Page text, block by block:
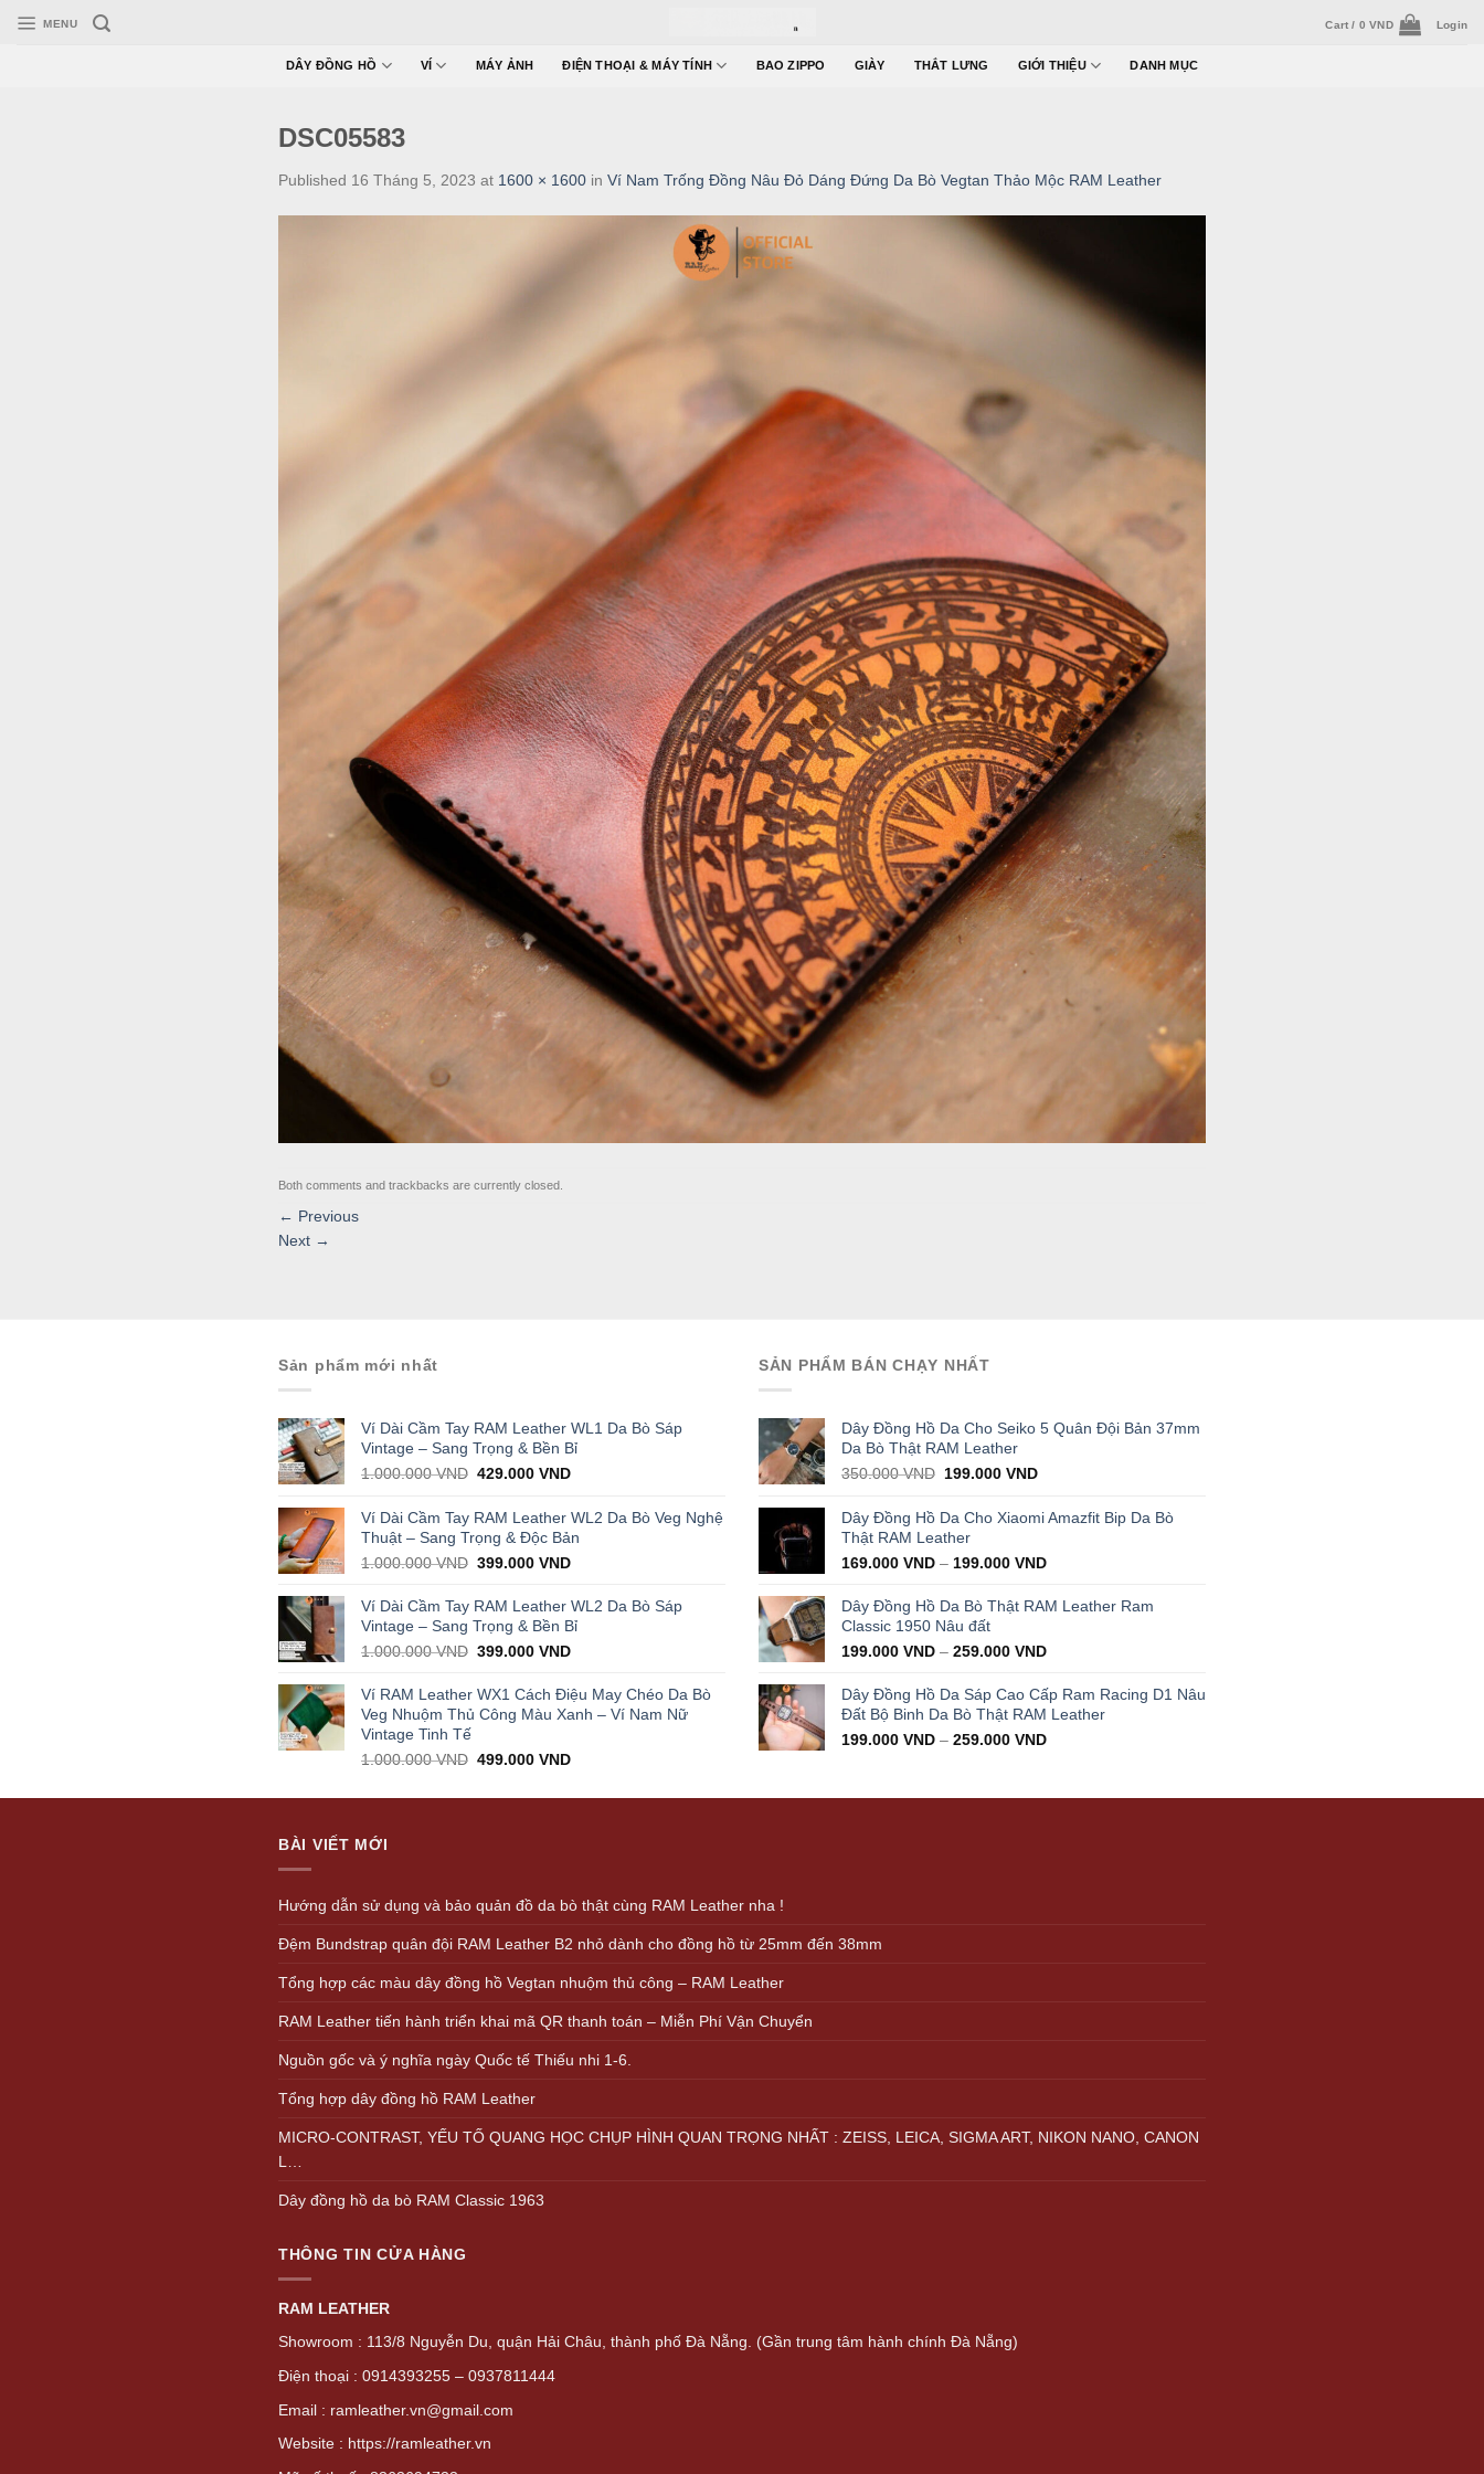
MENU Cart / 0VND Login
DÂY ĐỒNG HỒ VÍ MÁY ẢNH ĐIỆN THOẠI & MÁY TÍNH BAO ZIPPO GIÀY THẮT LƯNG GIỚI THIỆU DANH MỤC
DSC05583
Published 16 Tháng 5, 2023 at 1600 × 1600 in Ví Nam Trống Đồng Nâu Đỏ Dáng Đứng Da Bò Vegtan Thảo Mộc RAM Leather
Both comments and trackbacks are currently closed.
← Previous
Next →
Sản phẩm mới nhất
Ví Dài Cầm Tay RAM Leather WL1 Da Bò Sáp
Vintage – Sang Trọng & Bền Bỉ
1.000.000VND Original
was:
1.000.000 VND.
429.000VNDCurrent
is:
429.000 VND.
Ví Dài Cầm Tay RAM Leather WL2 Da Bò Veg Nghệ
Thuật – Sang Trọng & Độc Bản
1.000.000VND Original
was:
1.000.000 VND.
399.000VNDCurrent
is:
399.000 VND.
Ví Dài Cầm Tay RAM Leather WL2 Da Bò Sáp
Vintage – Sang Trọng & Bền Bỉ
1.000.000VND Original
was:
1.000.000 VND.
399.000VNDCurrent
is:
399.000 VND.
Ví RAM Leather WX1 Cách Điệu May Chéo Da Bò
Veg Nhuộm Thủ Công Màu Xanh – Ví Nam Nữ
Vintage Tinh Tế
1.000.000VND Original
was:
499.000VNDCurrent
is:
SẢN PHẨM BÁN CHẠY NHẤT
Dây Đồng Hồ Da Cho Seiko 5 Quân Đội Bản 37mm
Da Bò Thật RAM Leather
350.000VND Original
was:
350.000 VND.
199.000VNDCurrent
is:
199.000 VND.
Dây Đồng Hồ Da Cho Xiaomi Amazfit Bip Da Bò
Thật RAM Leather
169.000 VND – 199.000 VND
Dây Đồng Hồ Da Bò Thật RAM Leather Ram
Classic 1950 Nâu đất
199.000 VND – 259.000 VND
Dây Đồng Hồ Da Sáp Cao Cấp Ram Racing D1 Nâu
Đất Bộ Binh Da Bò Thật RAM Leather
199.000 VND – 259.000 VND
BÀI VIẾT MỚI
Hướng dẫn sử dụng và bảo quản đồ da bò thật cùng RAM Leather nha !
Đệm Bundstrap quân đội RAM Leather B2 nhỏ dành cho đồng hồ từ 25mm đến 38mm
Tổng hợp các màu dây đồng hồ Vegtan nhuộm thủ công – RAM Leather
RAM Leather tiến hành triển khai mã QR thanh toán – Miễn Phí Vận Chuyển
Nguồn gốc và ý nghĩa ngày Quốc tế Thiếu nhi 1-6.
Tổng hợp dây đồng hồ RAM Leather
MICRO-CONTRAST, YẾU TỐ QUANG HỌC CHỤP HÌNH QUAN TRỌNG NHẤT : ZEISS, LEICA, SIGMA ART, NIKON NANO, CANON
L…
Dây đồng hồ da bò RAM Classic 1963
THÔNG TIN CỬA HÀNG
RAM LEATHER
Showroom : 113/8 Nguyễn Du, quận Hải Châu, thành phố Đà Nẵng. (Gần trung tâm hành chính Đà Nẵng)
Điện thoại : 0914393255 – 0937811444
Email : ramleather.vn@gmail.com
Website : https://ramleather.vn